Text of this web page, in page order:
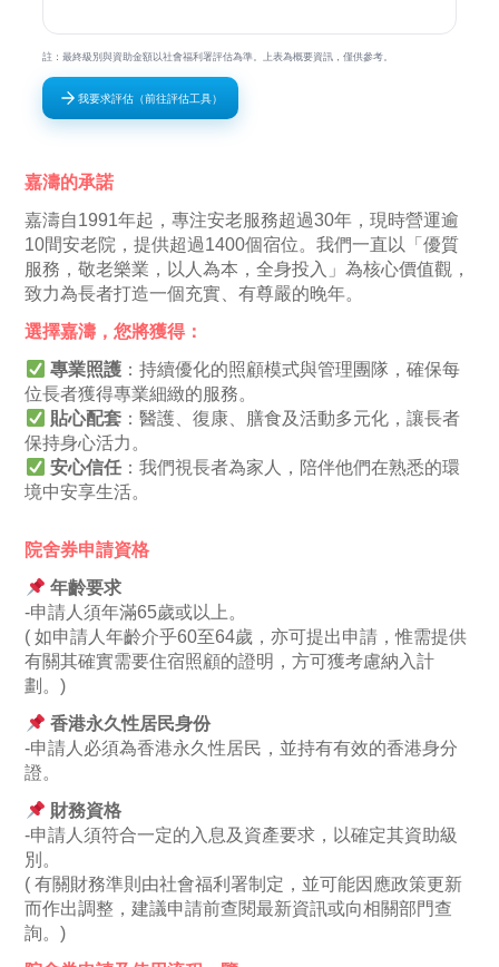
註：最終級別與資助金額以社會福利署評估為準。上表為概要資訊，僅供參考。
我要求評估（前往評估工具）
嘉濤的承諾
嘉濤自1991年起，專注安老服務超過30年，現時營運逾
10間安老院，提供超過1400個宿位。我們一直以「優質
服務，敬老樂業，以人為本，全身投入」為核心價值觀，
致力為長者打造一個充實、有尊嚴的晚年。
選擇嘉濤，您將獲得：
專業照護：持續優化的照顧模式與管理團隊，確保每
位長者獲得專業細緻的服務。
貼心配套：醫護、復康、膳食及活動多元化，讓長者
保持身心活力。
安心信任：我們視長者為家人，陪伴他們在熟悉的環
境中安享生活。
院舍券申請資格
年齡要求
-申請人須年滿65歲或以上。
( 如申請人年齡介乎60至64歲，亦可提出申請，惟需提供
有關其確實需要住宿照顧的證明，方可獲考慮納入計
劃。)
香港永久性居民身份
-申請人必須為香港永久性居民，並持有有效的香港身分
證。
財務資格
-申請人須符合一定的入息及資產要求，以確定其資助級
別。
( 有關財務準則由社會福利署制定，並可能因應政策更新
而作出調整，建議申請前查閱最新資訊或向相關部門查
詢。)